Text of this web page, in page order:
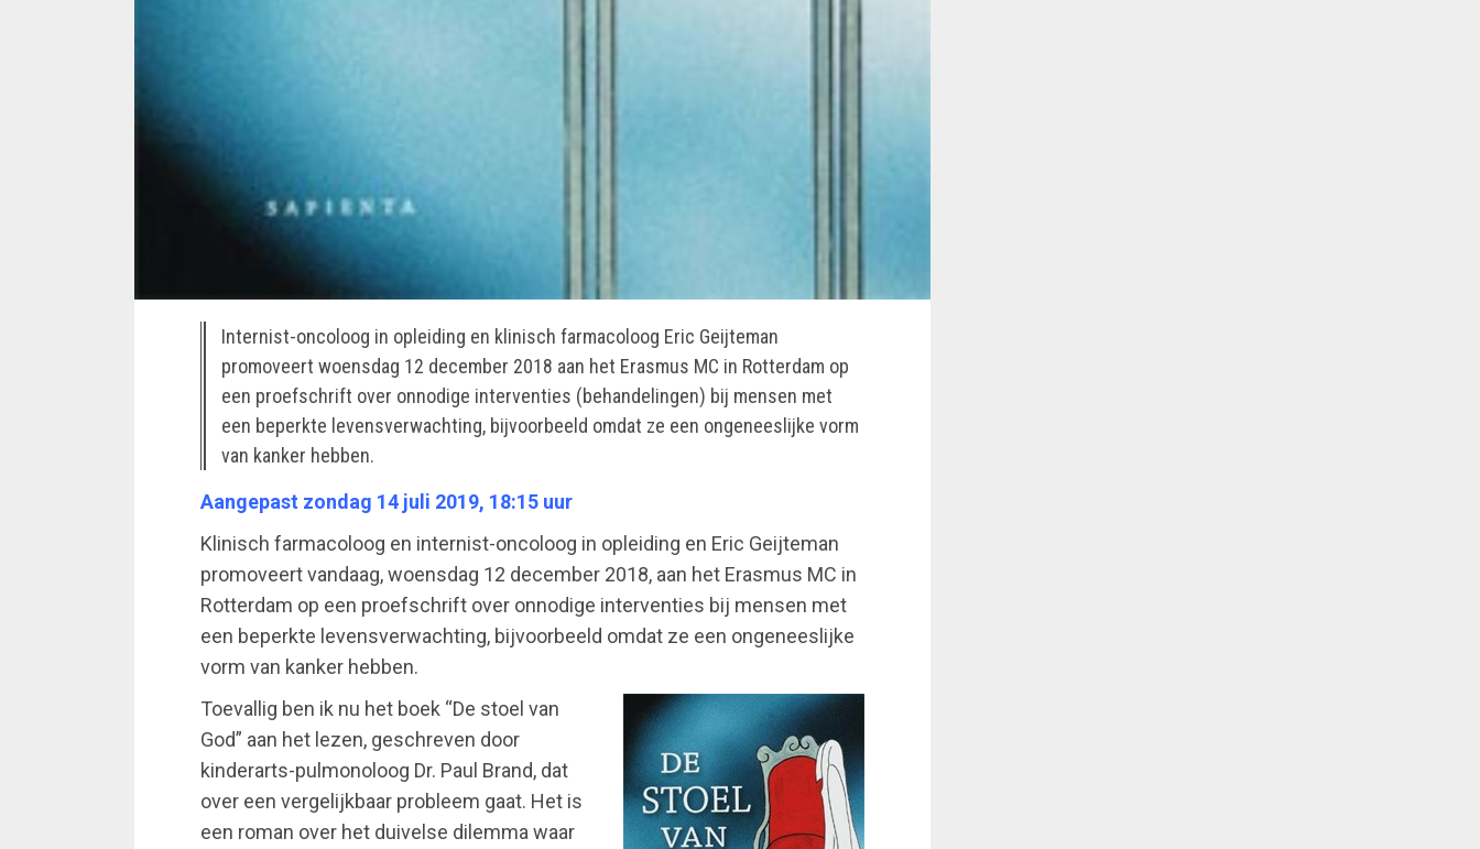
Internist-oncoloog in opleiding en klinisch farmacoloog Eric Geijteman
promoveert woensdag 12 december 2018 aan het Erasmus MC in Rotterdam op
een proefschrift over onnodige interventies (behandelingen) bij mensen met
een beperkte levensverwachting, bijvoorbeeld omdat ze een ongeneeslijke vorm
van kanker hebben.
Aangepast zondag 14 juli 2019, 18:15 uur
Klinisch farmacoloog en internist-oncoloog in opleiding en Eric Geijteman
promoveert vandaag, woensdag 12 december 2018, aan het Erasmus MC in
Rotterdam op een proefschrift over onnodige interventies bij mensen met
een beperkte levensverwachting, bijvoorbeeld omdat ze een ongeneeslijke
vorm van kanker hebben.
Toevallig ben ik nu het boek “De stoel van
God” aan het lezen, geschreven door
kinderarts-pulmonoloog Dr. Paul Brand, dat
over een vergelijkbaar probleem gaat. Het is
een roman over het duivelse dilemma waar